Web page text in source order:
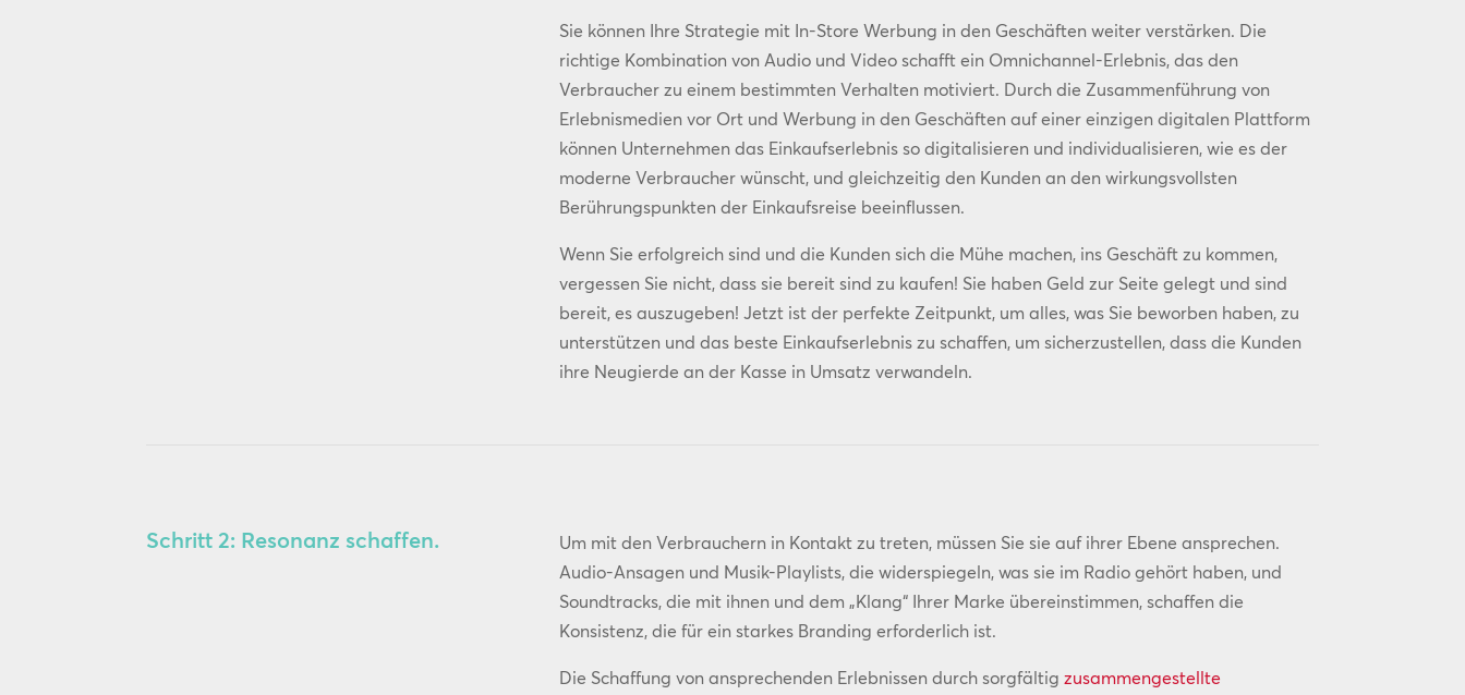
Sie können Ihre Strategie mit In-Store Werbung in den Geschäften weiter verstärken. Die
richtige Kombination von Audio und Video schafft ein Omnichannel-Erlebnis, das den
Verbraucher zu einem bestimmten Verhalten motiviert. Durch die Zusammenführung von
Erlebnismedien vor Ort und Werbung in den Geschäften auf einer einzigen digitalen Plattform
können Unternehmen das Einkaufserlebnis so digitalisieren und individualisieren, wie es der
moderne Verbraucher wünscht, und gleichzeitig den Kunden an den wirkungsvollsten
Berührungspunkten der Einkaufsreise beeinflussen.
Wenn Sie erfolgreich sind und die Kunden sich die Mühe machen, ins Geschäft zu kommen,
vergessen Sie nicht, dass sie bereit sind zu kaufen! Sie haben Geld zur Seite gelegt und sind
bereit, es auszugeben! Jetzt ist der perfekte Zeitpunkt, um alles, was Sie beworben haben, zu
unterstützen und das beste Einkaufserlebnis zu schaffen, um sicherzustellen, dass die Kunden
ihre Neugierde an der Kasse in Umsatz verwandeln.
Schritt 2: Resonanz schaffen.
Um mit den Verbrauchern in Kontakt zu treten, müssen Sie sie auf ihrer Ebene ansprechen.
Audio-Ansagen und Musik-Playlists, die widerspiegeln, was sie im Radio gehört haben, und
Soundtracks, die mit ihnen und dem „Klang“ Ihrer Marke übereinstimmen, schaffen die
Konsistenz, die für ein starkes Branding erforderlich ist.
Die Schaffung von ansprechenden Erlebnissen durch sorgfältig zusammengestellte